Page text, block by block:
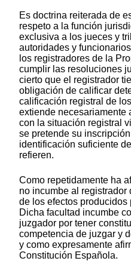
Es doctrina reiterada de
respeto a la función
exclusiva a los jueces y
autoridades y
los registradores de la
cumplir las resoluciones
cierto que el registrador
obligación de calificar
calificación registral de
extiende necesariamente
con la situación registral
se pretende su
identificación suficiente
refieren.
Como repetidamente ha
no incumbe al
de los efectos
Dicha facultad incumbe
juzgador por tener
competencia de juzgar y
y como expresamente
Constitución Española.